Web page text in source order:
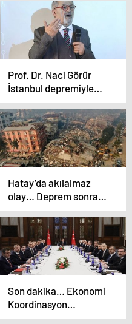
durulmalı!’
Prof. Dr. Naci Görür
İstanbul depremiyle
ilgili net konuştu:
‘Kesinlikle 7’den
büyük…’
Hatay’da akılalmaz
olay… Deprem sonrası
isim karmaşası
yaşandı: Kayıtlara ‘ölü’
olarak geçti
Son dakika… Ekonomi
Koordinasyon
Kurulu’ndan ilk